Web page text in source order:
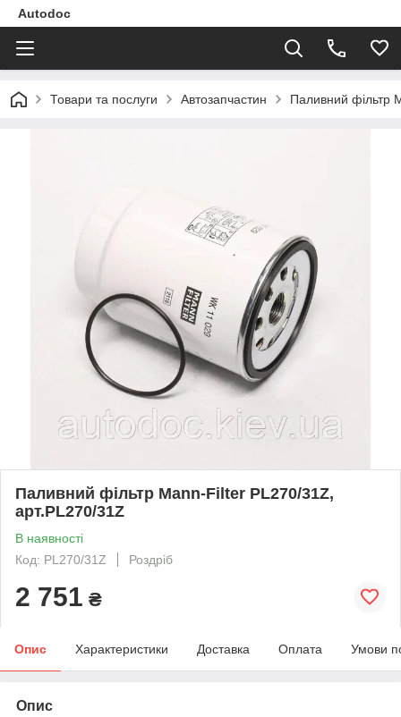
Autodoc
Товари та послуги Автозапчастин Паливний фільтр
Паливний фільтр Mann-Filter PL270/31Z,
арт.PL270/31Z
В наявності
Код: PL270/31Z
Роздріб
2 751 ₴
Опис Характеристики Доставка Оплата Умови
Опис